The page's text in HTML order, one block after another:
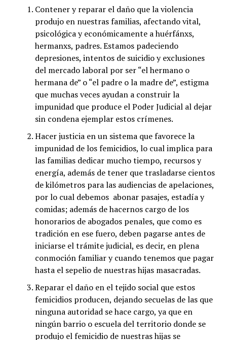
Contener y reparar el daño que la violencia
produjo en nuestras familias, afectando vital,
psicológica y económicamente a huérfánxs,
hermanxs, padres. Estamos padeciendo
depresiones, intentos de suicidio y exclusiones
del mercado laboral por ser “el hermano o
hermana de” o “el padre o la madre de”, estigma
que muchas veces ayudan a construir la
impunidad que produce el Poder Judicial al dejar
sin condena ejemplar estos crímenes.
Hacer justicia en un sistema que favorece la
impunidad de los femicidios, lo cual implica para
las familias dedicar mucho tiempo, recursos y
energía, además de tener que trasladarse cientos
de kilómetros para las audiencias de apelaciones,
por lo cual debemos abonar pasajes, estadía y
comidas; además de hacernos cargo de los
honorarios de abogados penales, que como es
tradición en ese fuero, deben pagarse antes de
iniciarse el trámite judicial, es decir, en plena
conmoción familiar y cuando tenemos que pagar
hasta el sepelio de nuestras hijas masacradas.
Reparar el daño en el tejido social que estos
femicidios producen, dejando secuelas de las que
ninguna autoridad se hace cargo, ya que en
ningún barrio o escuela del territorio donde se
produjo el femicidio de nuestras hijas se